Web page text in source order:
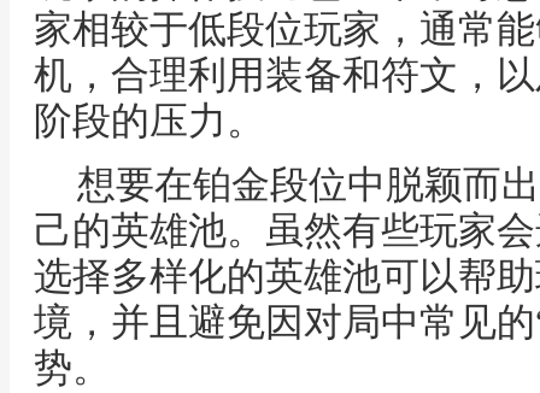
家相较于低段位玩家，通常
机，合理利用装备和符文，
阶段的压力。
想要在铂金段位中脱颖而
己的英雄池。虽然有些玩家
选择多样化的英雄池可以帮
境，并且避免因对局中常见
势。